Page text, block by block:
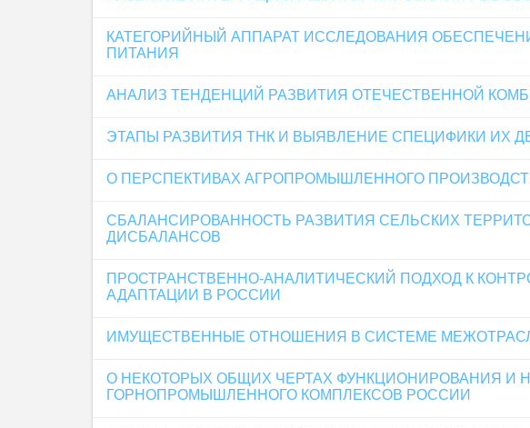
КАТЕГОРИЙНЫЙ АППАРАТ ИССЛЕДОВАНИЯ
ПИТАНИЯ
АНАЛИЗ ТЕНДЕНЦИЙ РАЗВИТИЯ ОТЕЧЕСТВЕННОЙ
ЭТАПЫ РАЗВИТИЯ ТНК И ВЫЯВЛЕНИЕ СПЕЦИФИКИ ИХ
О ПЕРСПЕКТИВАХ АГРОПРОМЫШЛЕННОГО
СБАЛАНСИРОВАННОСТЬ РАЗВИТИЯ СЕЛЬСКИХ
ДИСБАЛАНСОВ
ПРОСТРАНСТВЕННО-АНАЛИТИЧЕСКИЙ ПОДХОД К
АДАПТАЦИИ В РОССИИ
ИМУЩЕСТВЕННЫЕ ОТНОШЕНИЯ В СИСТЕМЕ
О НЕКОТОРЫХ ОБЩИХ ЧЕРТАХ ФУНКЦИОНИРОВАНИЯ
ГОРНОПРОМЫШЛЕННОГО КОМПЛЕКСОВ РОССИИ